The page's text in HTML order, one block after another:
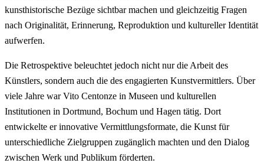
kunsthistorische Bezüge sichtbar machen und gleichzeitig Fragen
nach Originalität, Erinnerung, Reproduktion und kultureller Identität
aufwerfen.
Die Retrospektive beleuchtet jedoch nicht nur die Arbeit des
Künstlers, sondern auch die des engagierten Kunstvermittlers. Über
viele Jahre war Vito Centonze in Museen und kulturellen
Institutionen in Dortmund, Bochum und Hagen tätig. Dort
entwickelte er innovative Vermittlungsformate, die Kunst für
unterschiedliche Zielgruppen zugänglich machten und den Dialog
zwischen Werk und Publikum förderten.